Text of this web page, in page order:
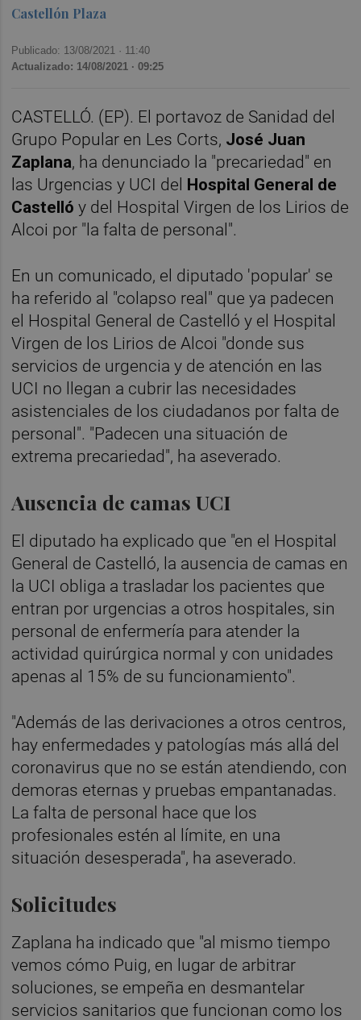
Castellón Plaza
Publicado: 13/08/2021 · 11:40
Actualizado: 14/08/2021 · 09:25
CASTELLÓ. (EP). El portavoz de Sanidad del
Grupo Popular en Les Corts, José Juan
Zaplana, ha denunciado la "precariedad" en
las Urgencias y UCI del Hospital General de
Castelló y del Hospital Virgen de los Lirios de
Alcoi por "la falta de personal".
En un comunicado, el diputado 'popular' se
ha referido al "colapso real" que ya padecen
el Hospital General de Castelló y el Hospital
Virgen de los Lirios de Alcoi "donde sus
servicios de urgencia y de atención en las
UCI no llegan a cubrir las necesidades
asistenciales de los ciudadanos por falta de
personal". "Padecen una situación de
extrema precariedad", ha aseverado.
Ausencia de camas UCI
El diputado ha explicado que "en el Hospital
General de Castelló, la ausencia de camas en
la UCI obliga a trasladar los pacientes que
entran por urgencias a otros hospitales, sin
personal de enfermería para atender la
actividad quirúrgica normal y con unidades
apenas al 15% de su funcionamiento".
"Además de las derivaciones a otros centros,
hay enfermedades y patologías más allá del
coronavirus que no se están atendiendo, con
demoras eternas y pruebas empantanadas.
La falta de personal hace que los
profesionales estén al límite, en una
situación desesperada", ha aseverado.
Solicitudes
Zaplana ha indicado que "al mismo tiempo
vemos cómo Puig, en lugar de arbitrar
soluciones, se empeña en desmantelar
servicios sanitarios que funcionan como los